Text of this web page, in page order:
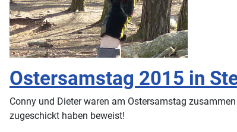
Ostersamstag 2015 in
Conny und Dieter waren am Ostersamstag
zugeschickt haben beweist!